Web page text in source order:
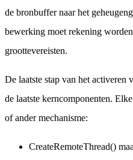
de bronbuffer naar het
bewerking moet rekening
groottevereisten.
De laatste stap van het
de laatste kerncomponenten.
of ander mechanisme:
CreateRemoteThread()